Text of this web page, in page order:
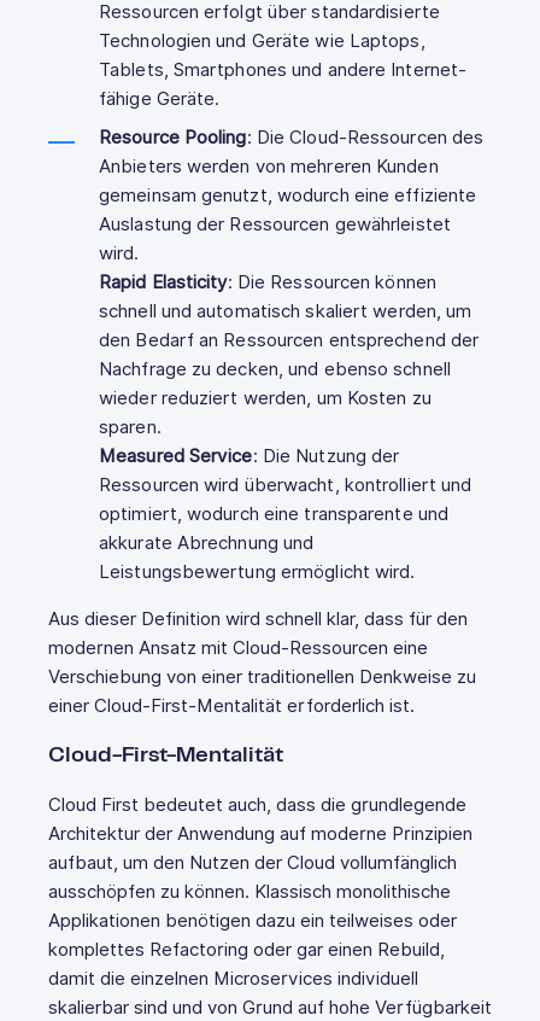
Ressourcen erfolgt über standardisierte
Technologien und Geräte wie Laptops,
Tablets, Smartphones und andere Internet-
fähige Geräte.
Resource Pooling: Die Cloud-Ressourcen des
Anbieters werden von mehreren Kunden
gemeinsam genutzt, wodurch eine effiziente
Auslastung der Ressourcen gewährleistet
wird.
Rapid Elasticity: Die Ressourcen können
schnell und automatisch skaliert werden, um
den Bedarf an Ressourcen entsprechend der
Nachfrage zu decken, und ebenso schnell
wieder reduziert werden, um Kosten zu
sparen.
Measured Service: Die Nutzung der
Ressourcen wird überwacht, kontrolliert und
optimiert, wodurch eine transparente und
akkurate Abrechnung und
Leistungsbewertung ermöglicht wird.
Aus dieser Definition wird schnell klar, dass für den
modernen Ansatz mit Cloud-Ressourcen eine
Verschiebung von einer traditionellen Denkweise zu
einer Cloud-First-Mentalität erforderlich ist.
Cloud-First-Mentalität
Cloud First bedeutet auch, dass die grundlegende
Architektur der Anwendung auf moderne Prinzipien
aufbaut, um den Nutzen der Cloud vollumfänglich
ausschöpfen zu können. Klassisch monolithische
Applikationen benötigen dazu ein teilweises oder
komplettes Refactoring oder gar einen Rebuild,
damit die einzelnen Microservices individuell
skalierbar sind und von Grund auf hohe Verfügbarkeit